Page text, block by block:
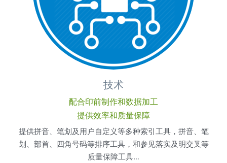
技术
配合印前制作和数据加工
提供效率和质量保障
提供拼音、笔划及用户自定义等多种索引工具，拼音、笔
划、部首、四角号码等排序工具，和参见落实及明交叉等
质量保障工具…